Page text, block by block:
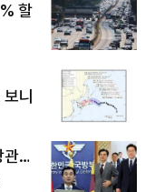
할
니
관…